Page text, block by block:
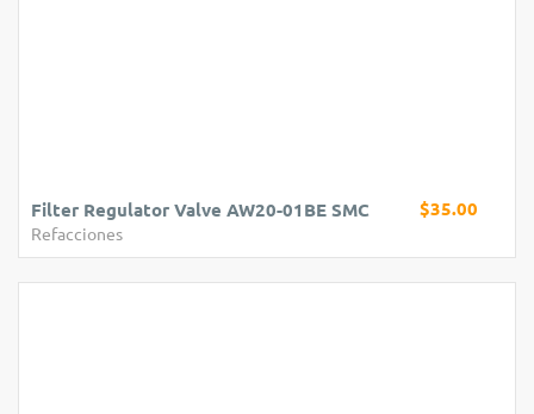
$35.00
Filter Regulator Valve AW20-01BE SMC
Refacciones